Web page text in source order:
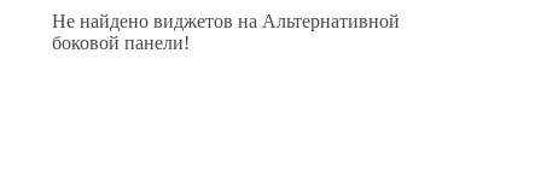
Не найдено виджетов на Альтернативной
боковой панели!